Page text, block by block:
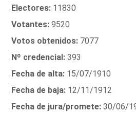
Electores: 11830
Votantes: 9520
Votos obtenidos: 7077
Nº credencial: 393
Fecha de alta: 15/07/1910
Fecha de baja: 12/11/1912
Fecha de jura/promete: 30/06/